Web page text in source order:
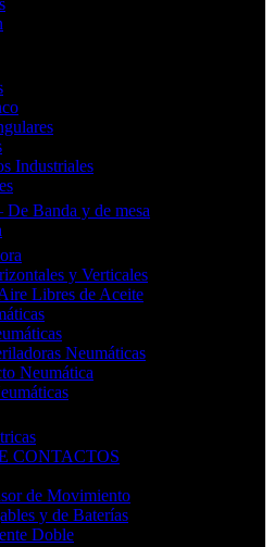
Industriales
De Banda y de mesa
y Verticales
Libres de Aceite
Neumáticas
Neumática
CONTACTOS
de Movimiento
y de Baterías
Doble